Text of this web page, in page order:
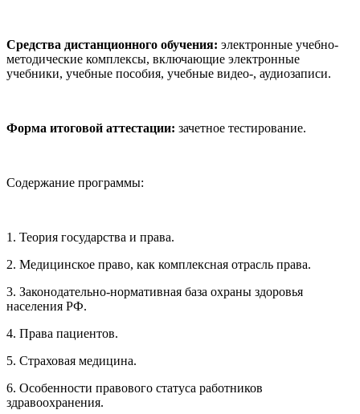
Средства дистанционного обучения: электронные учебно-
методические комплексы, включающие электронные
учебники, учебные пособия, учебные видео-, аудиозаписи.
Форма итоговой аттестации: зачетное тестирование.
Содержание программы:
1. Теория государства и права.
2. Медицинское право, как комплексная отрасль права.
3. Законодательно-нормативная база охраны здоровья
населения РФ.
4. Права пациентов.
5. Страховая медицина.
6. Особенности правового статуса работников
здравоохранения.